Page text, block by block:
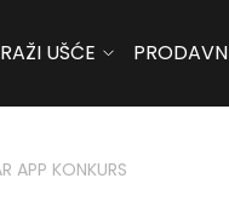
UŠĆE
APP KONKURS